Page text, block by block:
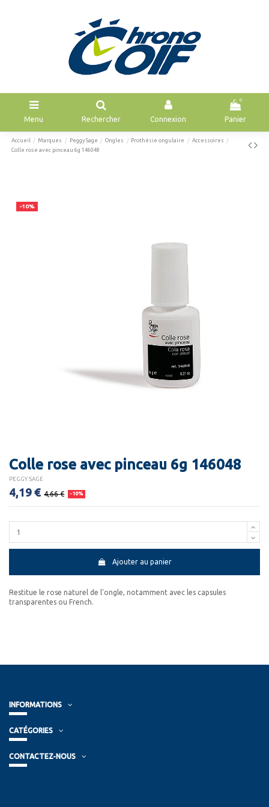
Menu Rechercher Connexion
0
Panier
Accueil Marques Peggy Sage Ongles Prothésie ongulaire
Accessoires
Colle rose avec pinceau 6g 146048
-10%
Colle rose avec pinceau 6g 146048
PEGGY SAGE
4,19 € 4,66 € -10%
Ajouter au panier
Restitue le rose naturel de l'ongle, notamment avec les capsules
transparentes ou French.
INFORMATIONS
CATÉGORIES
CONTACTEZ-NOUS